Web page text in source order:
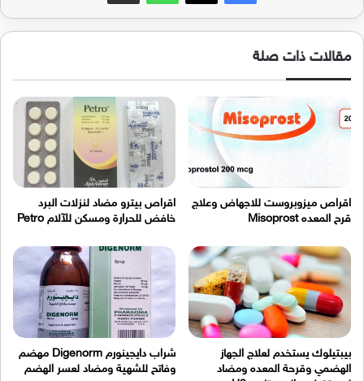
مقالات ذات صلة
اقراص ميزوبروست للاجهاض وعلاج
قرح المعده Misoprost
اقراص بيترو مضاد لنزلات البرد
خافض للحرارة ومسكن للآلام Petro
بيبتيلوك يستخدم لعلاج الجهاز
الهضمي وقرحة المعده ومضاد
شراب دايجينورم Digenorm مهضم
وفاتح للشهية ومضاد لعسر الهضم